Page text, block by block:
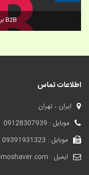
مرحله برای
اطلاعات تماس
ایران ، تهران
موبایل : 09128307939
موبایل : 09391931323
ایمیل : info@brandmoshaver.com